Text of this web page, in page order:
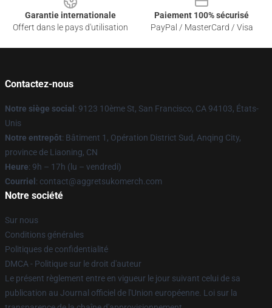
Garantie internationale
Offert dans le pays d'utilisation
Paiement 100% sécurisé
PayPal / MasterCard / Visa
Contactez-nous
Notre siège social : 9123 10ème St, San Francisco, CA 94103, États-
Unis
Notre entrepôt: Bâtiment 1, Opération District Sud, Anqing City,
province de Liaoning, CN
Heure: 9h – 17h (lu – vendredi)
Courriel : contact@aggretsukomerch.com
Notre société
Sur nous
Conditions générales
Politiques de confidentialité
DMCA - Politique sur le droit d'auteur
Le présent règlement entre en vigueur le jour suivant celui de sa
publication au Journal officiel de l'Union européenne. Loi sur la